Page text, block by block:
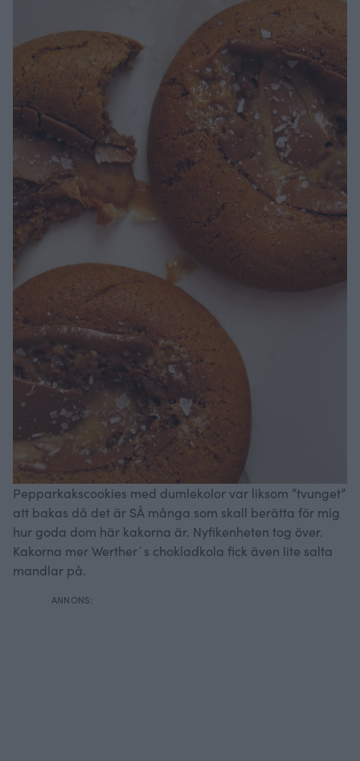
Pepparkakscookies med dumlekolor var liksom ”tvunget”
att bakas då det är SÅ många som skall berätta för mig
hur goda dom här kakorna är. Nyfikenheten tog över.
Kakorna mer Werther´s chokladkola fick även lite salta
mandlar på.